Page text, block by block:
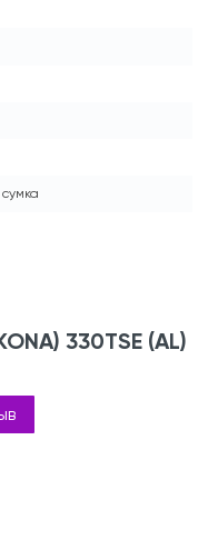
330TSE (AL)